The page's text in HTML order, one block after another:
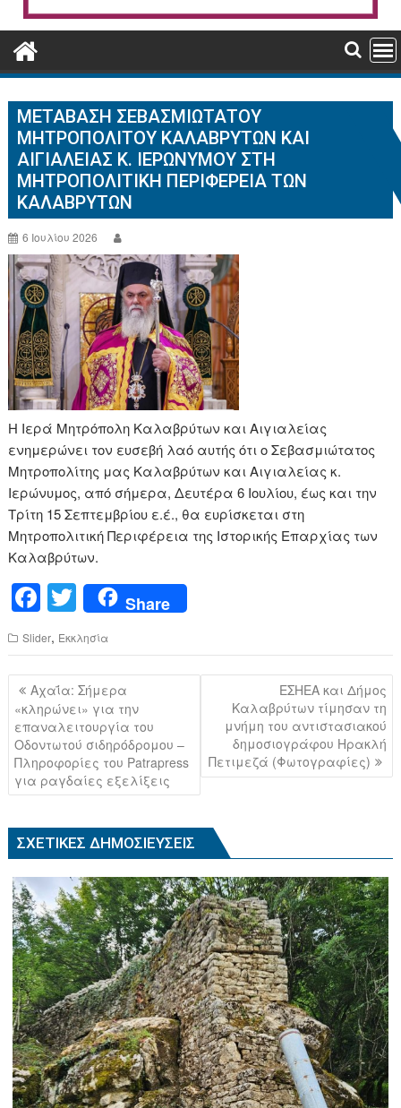
ΜΕΤΆΒΑΣΗ ΣΕΒΑΣΜΙΩΤΆΤΟΥ
ΜΗΤΡΟΠΟΛΊΤΟΥ ΚΑΛΑΒΡΎΤΩΝ ΚΑΙ
ΑΙΓΙΑΛΕΊΑΣ Κ. ΙΕΡΩΝΎΜΟΥ ΣΤΗ
ΜΗΤΡΟΠΟΛΙΤΙΚΉ ΠΕΡΙΦΈΡΕΙΑ ΤΩΝ
ΚΑΛΑΒΡΎΤΩΝ
6 Ιουλίου 2026
Η Ιερά Μητρόπολη Καλαβρύτων και Αιγιαλείας
ενημερώνει τον ευσεβή λαό αυτής ότι ο Σεβασμιώτατος
Μητροπολίτης μας Καλαβρύτων και Αιγιαλείας κ.
Ιερώνυμος, από σήμερα, Δευτέρα 6 Ιουλίου, έως και την
Τρίτη 15 Σεπτεμβρίου ε.έ., θα ευρίσκεται στη
Μητροπολιτική Περιφέρεια της Ιστορικής Επαρχίας των
Καλαβρύτων.
F
a
c
e
b
o
o
k
T
wi
tt
er
Share
Slider, Εκκλησία
Πλοήγηση
άρθρων
Αχαΐα: Σήμερα
«κληρώνει» για την
επαναλειτουργία του
Οδοντωτού σιδηρόδρομου –
Πληροφορίες του Patrapress
για ραγδαίες εξελίξεις
ΕΣΗΕΑ και Δήμος
Καλαβρύτων τίμησαν τη
μνήμη του αντιστασιακού
δημοσιογράφου Ηρακλή
Πετιμεζά (Φωτογραφίες)
ΣΧΕΤΙΚΈΣ ΔΗΜΟΣΙΕΎΣΕΙΣ